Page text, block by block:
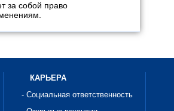
за собой право
КАРЬЕРА
- Социальная ответственность